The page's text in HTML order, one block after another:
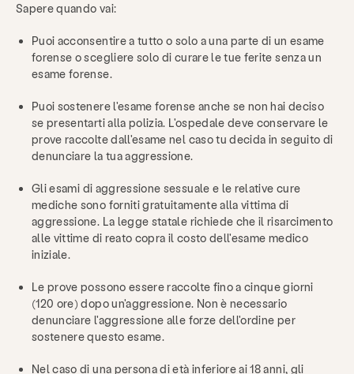
Sapere quando vai:
Puoi acconsentire a tutto o solo a una parte di un esame
forense o scegliere solo di curare le tue ferite senza un
esame forense.
Puoi sostenere l'esame forense anche se non hai deciso
se presentarti alla polizia. L'ospedale deve conservare le
prove raccolte dall'esame nel caso tu decida in seguito di
denunciare la tua aggressione.
Gli esami di aggressione sessuale e le relative cure
mediche sono forniti gratuitamente alla vittima di
aggressione. La legge statale richiede che il risarcimento
alle vittime di reato copra il costo dell'esame medico
iniziale.
Le prove possono essere raccolte fino a cinque giorni
(120 ore) dopo un'aggressione. Non è necessario
denunciare l'aggressione alle forze dell'ordine per
sostenere questo esame.
Nel caso di una persona di età inferiore ai 18 anni, gli